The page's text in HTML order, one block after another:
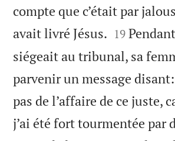
compte que c’était par
avait livré Jésus. 

19
siégeait au tribunal, sa
parvenir un message
pas de l’affaire de ce juste,
j’ai été fort tourmentée par